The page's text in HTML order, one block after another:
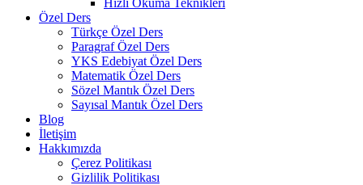
Hızlı Okuma Teknikleri
Özel Ders
Türkçe Özel Ders
Paragraf Özel Ders
YKS Edebiyat Özel Ders
Matematik Özel Ders
Sözel Mantık Özel Ders
Sayısal Mantık Özel Ders
Blog
İletişim
Hakkımızda
Çerez Politikası
Gizlilik Politikası